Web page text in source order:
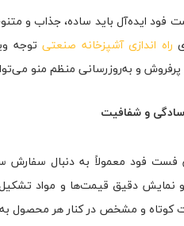
فود ایده‌آل باید ساده، جذاب و متنوع
راه اندازی آشپزخانه صنعتیتوجه
و به‌روزرسانی منظم منو
سادگی و شفافیت
فست فود معمولاً به دنبال سفارش
نمایش دقیق قیمت‌ها و مواد
کوتاه و مشخص در کنار هر محصول